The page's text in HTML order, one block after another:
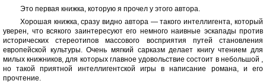
Это первая книжка, которую я прочел у этого автора.
Хорошая книжка, сразу видно автора — такого интеллигента, который
уверен, что всякого заинтересуют его немного наивные эскапады против
исторических стереотипов массового восприятия путей становления
европейской культуры. Очень мягкий сарказм делает книгу чтением для
милых книжников, для которых главное удовольствие состоит в небольшой ,
но такой приятной интеллигентской игры в написание романа, и его
прочтение.